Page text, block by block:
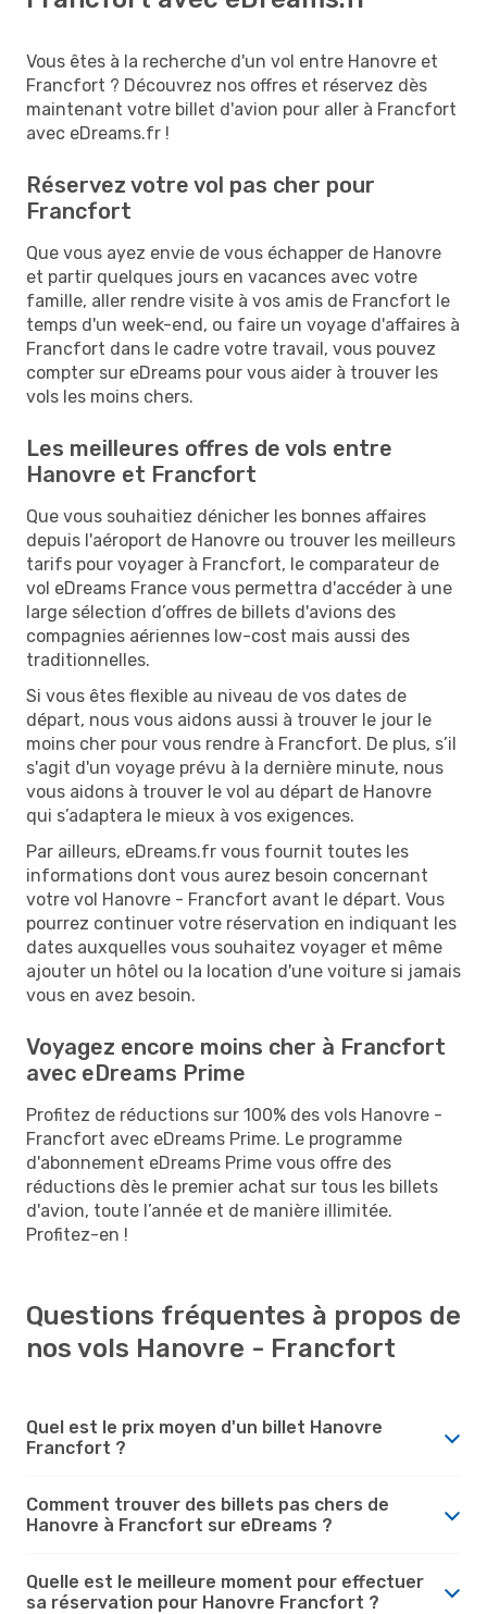
Vous êtes à la recherche d'un vol entre Hanovre et
Francfort ? Découvrez nos offres et réservez dès
maintenant votre billet d'avion pour aller à Francfort
avec eDreams.fr !
Réservez votre vol pas cher pour
Francfort
Que vous ayez envie de vous échapper de Hanovre
et partir quelques jours en vacances avec votre
famille, aller rendre visite à vos amis de Francfort le
temps d'un week-end, ou faire un voyage d'affaires à
Francfort dans le cadre votre travail, vous pouvez
compter sur eDreams pour vous aider à trouver les
vols les moins chers.
Les meilleures offres de vols entre
Hanovre et Francfort
Que vous souhaitiez dénicher les bonnes affaires
depuis l'aéroport de Hanovre ou trouver les meilleurs
tarifs pour voyager à Francfort, le comparateur de
vol eDreams France vous permettra d'accéder à une
large sélection d’offres de billets d'avions des
compagnies aériennes low-cost mais aussi des
traditionnelles.
Si vous êtes flexible au niveau de vos dates de
départ, nous vous aidons aussi à trouver le jour le
moins cher pour vous rendre à Francfort. De plus, s’il
s'agit d'un voyage prévu à la dernière minute, nous
vous aidons à trouver le vol au départ de Hanovre
qui s’adaptera le mieux à vos exigences.
Par ailleurs, eDreams.fr vous fournit toutes les
informations dont vous aurez besoin concernant
votre vol Hanovre - Francfort avant le départ. Vous
pourrez continuer votre réservation en indiquant les
dates auxquelles vous souhaitez voyager et même
ajouter un hôtel ou la location d'une voiture si jamais
vous en avez besoin.
Voyagez encore moins cher à Francfort
avec eDreams Prime
Profitez de réductions sur 100% des vols Hanovre -
Francfort avec eDreams Prime. Le programme
d'abonnement eDreams Prime vous offre des
réductions dès le premier achat sur tous les billets
d'avion, toute l’année et de manière illimitée.
Profitez-en !
Questions fréquentes à propos de
nos vols Hanovre - Francfort
Quel est le prix moyen d'un billet Hanovre
Francfort ?
Comment trouver des billets pas chers de
Hanovre à Francfort sur eDreams ?
Quelle est le meilleure moment pour effectuer
sa réservation pour Hanovre Francfort ?